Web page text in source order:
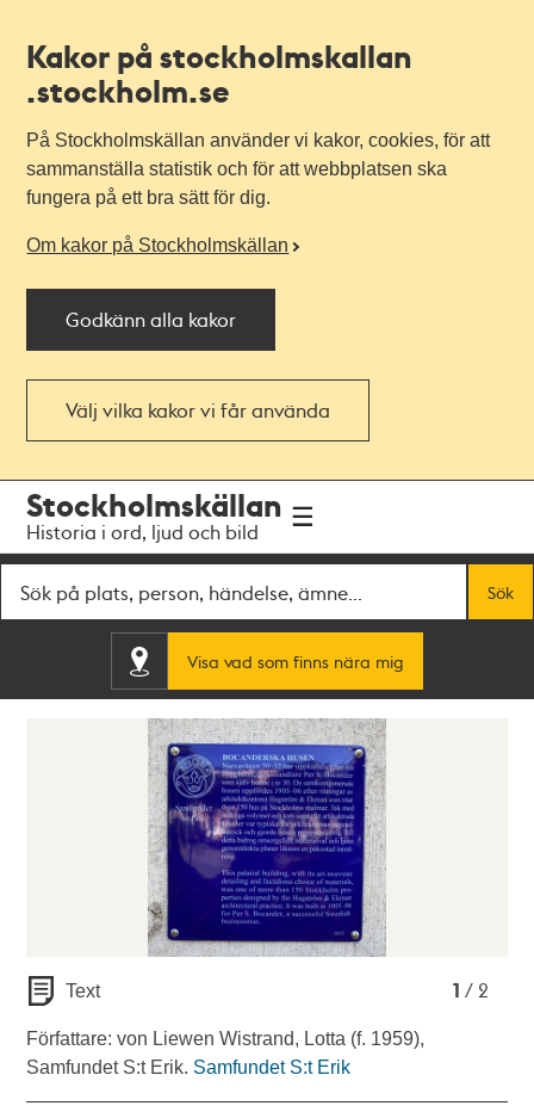
Kakor på stockholmskallan
.stockholm.se
På Stockholmskällan använder vi kakor, cookies, för att
sammanställa statistik och för att webbplatsen ska
fungera på ett bra sätt för dig.
Om kakor på Stockholmskällan
Godkänn alla kakor
Välj vilka kakor vi får använda
navigationen
huvudinnehållet
Stockholmskällan
Historia i ord, ljud och bild
Sök
Visa vad som finns nära mig
1 / 2
Text
Författare: von Liewen Wistrand, Lotta (f. 1959),
Samfundet S:t Erik. Samfundet S:t Erik